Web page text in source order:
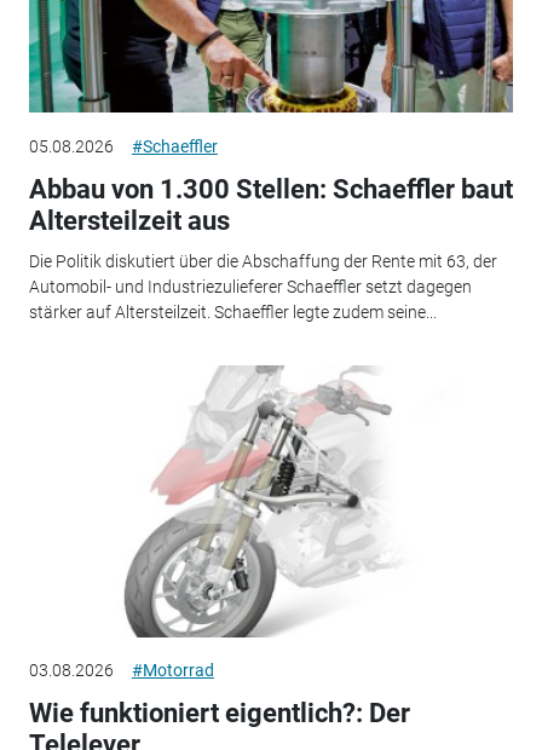
05.08.2026 #Schaeffler
Abbau von 1.300 Stellen: Schaeffler baut
Altersteilzeit aus
Die Politik diskutiert über die Abschaffung der Rente mit 63, der
Automobil- und Industriezulieferer Schaeffler setzt dagegen
stärker auf Altersteilzeit. Schaeffler legte zudem seine...
03.08.2026 #Motorrad
Wie funktioniert eigentlich?: Der